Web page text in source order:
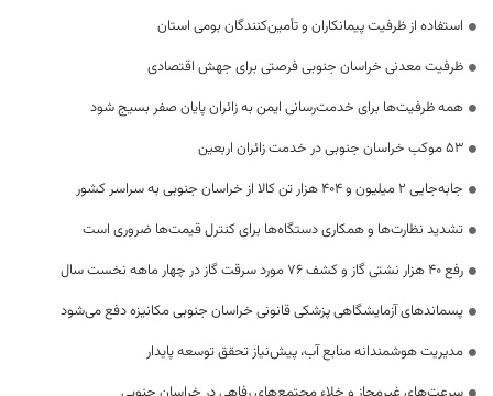
استفاده از ظرفیت پیمانکاران و تأمین‌کنندگان بومی استان
ظرفیت معدنی خراسان جنوبی فرصتی برای جهش اقتصادی
همه ظرفیت‌ها برای خدمت‌رسانی ایمن به زائران پایان صفر بسیج شود
53 موکب خراسان جنوبی در خدمت زائران اربعین
جابه‌جایی 2 میلیون و 404 هزار تن کالا از خراسان جنوبی به سراسر کشور
تشدید نظارت‌ها و همکاری دستگاه‌ها برای کنترل قیمت‌ها ضروری است
رفع 40 هزار نشتی گاز و کشف 76 مورد سرقت گاز در چهار ماهه نخست سال
پسماندهای آزمایشگاهی پزشکی قانونی خراسان جنوبی مکانیزه دفع می‌شود
مدیریت هوشمندانه منابع آب، پیش‌نیاز تحقق توسعه پایدار